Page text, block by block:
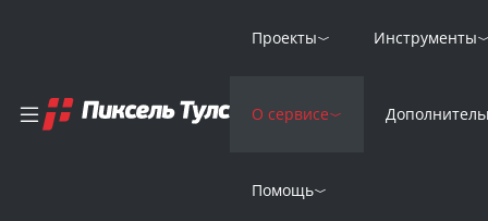
Проекты Инструменты
О сервисе
Помощь
Главная
Вебинары по SEO
5 шагов выстраивания системы в бизнесе (проекте): kpi,